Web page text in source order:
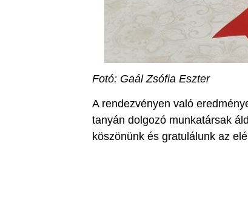
Fotó: Gaál Zsófia Eszter
A rendezvényen való
tanyán dolgozó munkatársak
köszönünk és gratulálunk az